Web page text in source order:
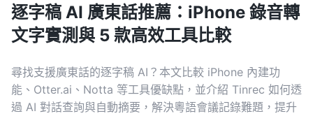
逐字稿 AI 廣東話推薦：iPhone 錄音轉
文字實測與 5 款高效工具比較
尋找支援廣東話的逐字稿 AI？本文比較 iPhone 內建功
能、Otter.ai、Notta 等工具優缺點，並介紹 Tinrec 如何透
過 AI 對話查詢與自動摘要，解決粵語會議記錄難題，提升